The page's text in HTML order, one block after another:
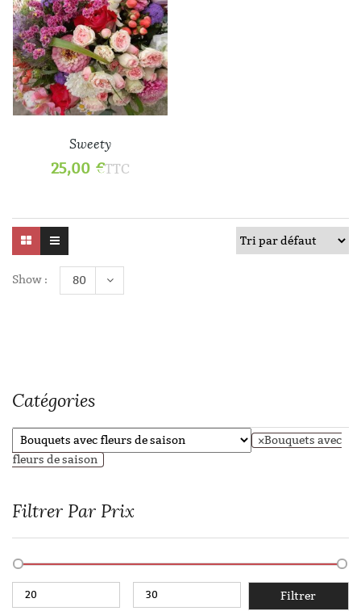
Sweety
25,00 €TTC
Show : 80
Catégories
×Bouquets avec
fleurs de saison
Filtrer Par Prix
Filtrer